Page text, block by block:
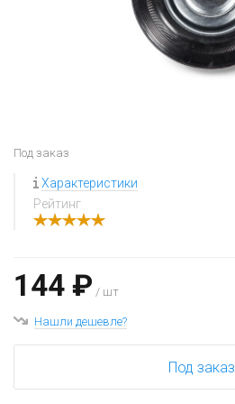
Под заказ
Характеристики
Рейтинг
144 ₽ / шт
Нашли дешевле?
Под заказ